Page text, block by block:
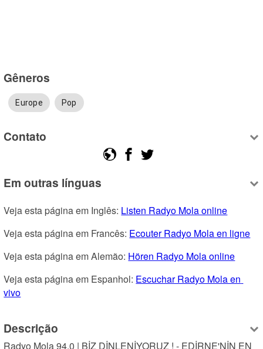
Gêneros
Europe Pop
Contato
Em outras línguas
Veja esta página em Inglês: Listen Radyo Mola online
Veja esta página em Francês: Ecouter Radyo Mola en ligne
Veja esta página em Alemão: Hören Radyo Mola online
Veja esta página em Espanhol: Escuchar Radyo Mola en
vivo
Descrição
Radyo Mola 94.0 | BİZ DİNLENİYORUZ ! - EDİRNE'NİN EN